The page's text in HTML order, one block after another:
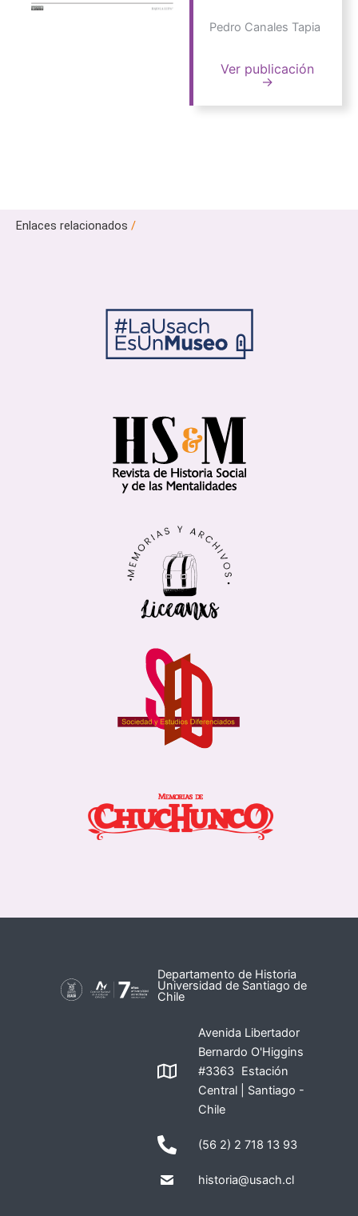
Pedro Canales Tapia
Ver publicación
→
Enlaces relacionados /
Departamento de Historia
Universidad de Santiago de
Chile
Avenida Libertador
Bernardo O'Higgins
#3363 Estación
Central | Santiago -
Chile
(56 2) 2 718 13 93
historia@usach.cl